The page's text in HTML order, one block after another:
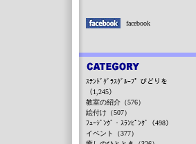
facebook
ｽﾃﾝﾄﾞｸﾞﾗｽｸﾞﾙｰﾌﾟ びどりを
（1,245）
教室の紹介（576）
絵付け（507）
ﾌｭｰｼﾞﾝｸﾞ・ｽﾗﾝﾋﾟﾝｸﾞ（498）
イベント（377）